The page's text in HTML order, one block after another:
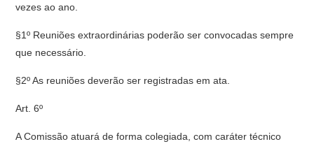
vezes ao ano.
§1º Reuniões extraordinárias poderão ser convocadas sempre
que necessário.
§2º As reuniões deverão ser registradas em ata.
Art. 6º
A Comissão atuará de forma colegiada, com caráter técnico